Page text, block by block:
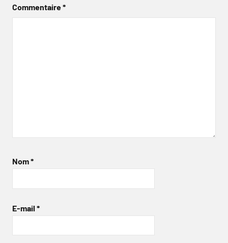
Commentaire*
Nom*
E-mail *